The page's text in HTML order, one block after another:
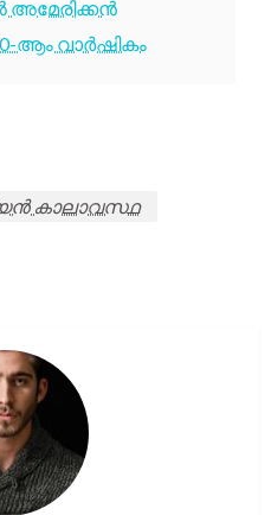
ൽ അമേരിക്കൻ
ആം വാർഷികം
കാലാവസ്ഥ